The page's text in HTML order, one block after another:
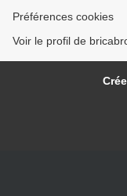
Préférences cookies
Voir le profil de